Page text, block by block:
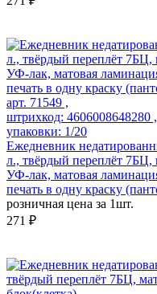
арт. 71549 ,
штрихкод: 4606008648280 ,
упаковки: 1/20
Ежедневник
л., твёрдый переплёт 7БЦ,
УФ-лак, матовая
печать в одну краску
розничная цена за 1шт.
271 ₽